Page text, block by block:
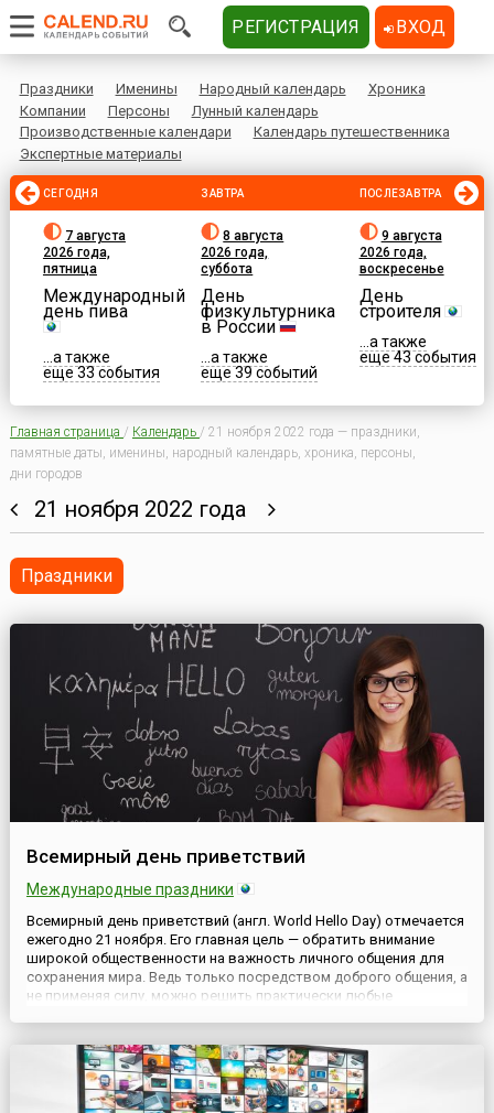
Праздники Именины Народный календарь
Хроника
Компании
Персоны
Лунный календарь
Производственные календари
Календарь путешественника
Экспертные материалы
СЕГОДНЯ
7 августа
2026 года,
пятница
Международный
день пива
...а также
еще 33 события
ЗАВТРА
8 августа
2026 года,
суббота
День
физкультурника
в России
...а также
еще 39 событий
ПОСЛЕЗАВТРА
9 августа
2026 года,
воскресенье
День
строителя
...а также
еще 43 события
Главная страница / Календарь / 21 ноября 2022 года — праздники,
памятные даты, именины, народный календарь, хроника, персоны,
дни городов
21 ноября 2022 года
Праздники
Всемирный день приветствий
Международные праздники
Всемирный день приветствий (англ. World Hello Day) отмечается
ежегодно 21 ноября. Его главная цель — обратить внимание
широкой общественности на важность личного общения для
сохранения мира. Ведь только посредством доброго общения, а
не применяя силу, можно решить практически любые
РЕГИСТРАЦИЯ ВХОД